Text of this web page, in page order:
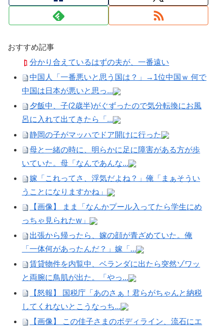
おすすめ記事
分かり合えているはずの夫が、一番遠い
中国人「一番悪いと思う国は？」→1位中国ｗ 何で
中国は日本が悪いと思っ...
夕飯中、子(2歳半)がぐずったので気分転換にお風
呂に入れて出てきたら「...
静岡の子がマッハでドア開けに行った
母と一緒の時に、明らかに足に障害がある方が歩
いていた。母「なんであんな...
嫁「これってさ、浮気だよね？」俺「まぁそうい
うことになりますかね」
【画像】 まま「なんかプール入ってたら学生にめ
っちゃ見られたw」
出張から帰ったら、嫁の顔が青ざめていた。俺
「一体何があったんだ？」嫁「...
賃貸物件を内覧中、ベランダに出たら突然ゾワッ
と両腕に鳥肌が出た。「やっ...
【怒報】 国税庁「あのさぁ！君らがちゃんと納税
してくれないとこうなっち...
【画像】 この佳子さまのボディライン、流石にエ